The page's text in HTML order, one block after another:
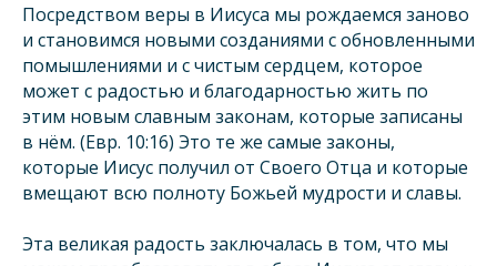
Посредством веры в Иисуса мы рождаемся заново
и становимся новыми созданиями с обновленными
помышлениями и с чистым сердцем, которое
может с радостью и благодарностью жить по
этим новым славным законам, которые записаны
в нём. (Евр. 10:16) Это те же самые законы,
которые Иисус получил от Своего Отца и которые
вмещают всю полноту Божьей мудрости и славы.
Эта великая радость заключалась в том, что мы